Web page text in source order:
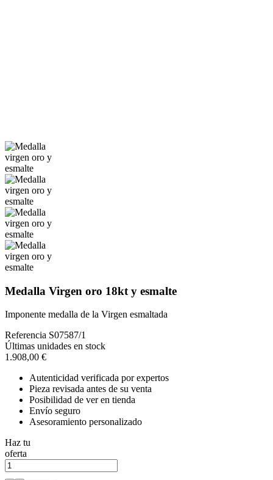
Medalla Virgen oro 18kt y esmalte
Imponente medalla de la Virgen esmaltada
Referencia S07587/1
Últimas unidades en stock
1.908,00 €
Autenticidad verificada por expertos
Pieza revisada antes de su venta
Posibilidad de ver en tienda
Envío seguro
Asesoramiento personalizado
Haz tu
oferta